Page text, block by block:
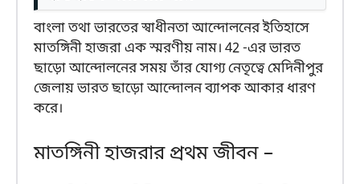
বাংলা তথা ভারতের স্বাধীনতা আন্দোলনের ইতিহাসে
মাতঙ্গিনী হাজরা এক স্মরণীয় নাম। 42 -এর ভারত
ছাড়ো আন্দোলনের সময় তাঁর যোগ্য নেতৃত্বে মেদিনীপুর
জেলায় ভারত ছাড়ো আন্দোলন ব্যাপক আকার ধারণ
করে।
মাতঙ্গিনী হাজরার প্রথম জীবন –